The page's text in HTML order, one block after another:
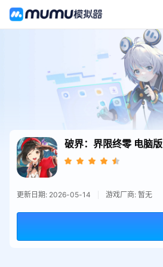
破界：界限终零 电脑版
更新日期: 2026-05-14 游戏厂商: 暂无